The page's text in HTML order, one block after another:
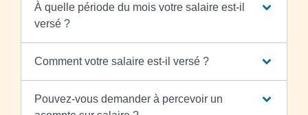
À quelle période du mois votre salaire est-il
versé ?
Comment votre salaire est-il versé ?
Pouvez-vous demander à percevoir un